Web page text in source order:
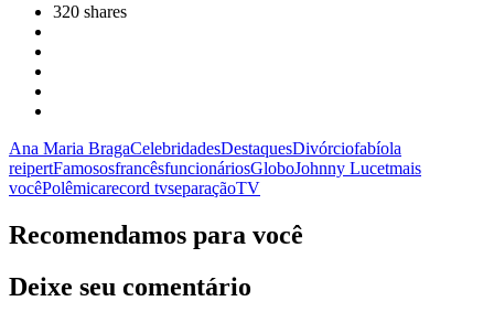
320 shares
Ana Maria BragaCelebridadesDestaquesDivórciofabíola
reipertFamososfrancêsfuncionáriosGloboJohnny Lucetmais
vocêPolêmicarecord tvseparaçãoTV
Recomendamos para você
Deixe seu comentário